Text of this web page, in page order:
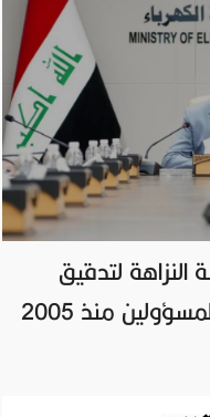
النزاهة لتدقيق
منذ 2005